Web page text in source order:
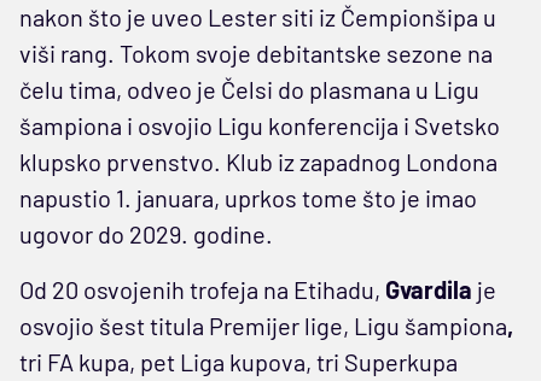
nakon što je uveo Lester siti iz Čempionšipa u
viši rang. Tokom svoje debitantske sezone na
čelu tima, odveo je Čelsi do plasmana u Ligu
šampiona i osvojio Ligu konferencija i Svetsko
klupsko prvenstvo. Klub iz zapadnog Londona
napustio 1. januara, uprkos tome što je imao
ugovor do 2029. godine.
Od 20 osvojenih trofeja na Etihadu, Gvardila je
osvojio šest titula Premijer lige, Ligu šampiona,
tri FA kupa, pet Liga kupova, tri Superkupa